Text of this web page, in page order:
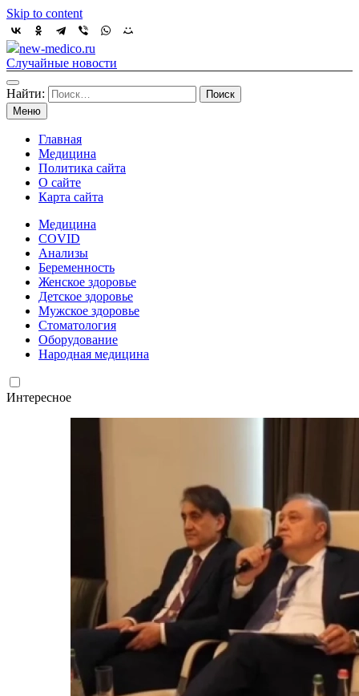
Skip to content
new-medico.ru
Случайные новости
Найти:
Меню
Главная
Медицина
Политика сайта
О сайте
Карта сайта
Медицина
COVID
Анализы
Беременность
Женское здоровье
Детское здоровье
Мужское здоровье
Стоматология
Оборудование
Народная медицина
Интересное